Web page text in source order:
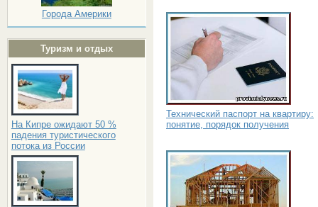
Города Америки
Туризм и отдых
На Кипре ожидают 50 %
падения туристического
потока из России
Технический паспорт на квартиру:
понятие, порядок получения